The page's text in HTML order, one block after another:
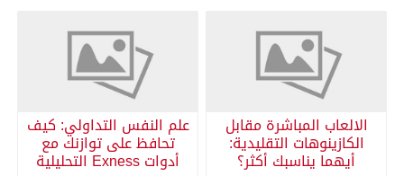
الالعاب المباشرة مقابل
الكازينوهات التقليدية:
أيهما يناسبك أكثر؟
علم النفس التداولي: كيف
تحافظ على توازنك مع
أدوات Exness التحليلية